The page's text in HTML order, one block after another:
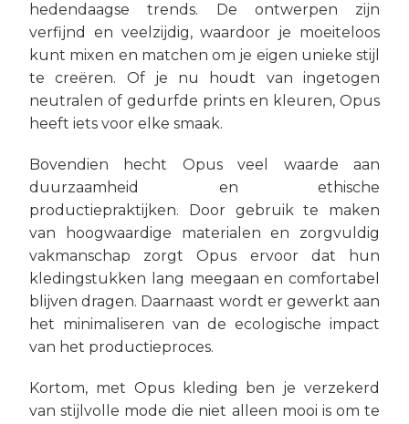
hedendaagse trends. De ontwerpen zijn
verfijnd en veelzijdig, waardoor je moeiteloos
kunt mixen en matchen om je eigen unieke stijl
te creëren. Of je nu houdt van ingetogen
neutralen of gedurfde prints en kleuren, Opus
heeft iets voor elke smaak.
Bovendien hecht Opus veel waarde aan
duurzaamheid en ethische
productiepraktijken. Door gebruik te maken
van hoogwaardige materialen en zorgvuldig
vakmanschap zorgt Opus ervoor dat hun
kledingstukken lang meegaan en comfortabel
blijven dragen. Daarnaast wordt er gewerkt aan
het minimaliseren van de ecologische impact
van het productieproces.
Kortom, met Opus kleding ben je verzekerd
van stijlvolle mode die niet alleen mooi is om te